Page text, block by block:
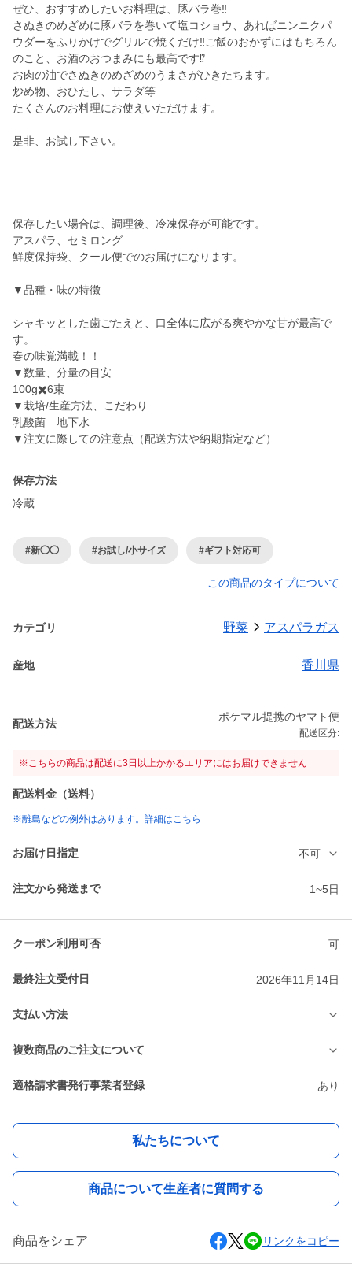
ぜひ、おすすめしたいお料理は、豚バラ巻‼️
さぬきのめざめに豚バラを巻いて塩コショウ、あればニンニクパ
ウダーをふりかけでグリルで焼くだけ‼️ご飯のおかずにはもちろん
のこと、お酒のおつまみにも最高です⁉️
お肉の油でさぬきのめざめのうまさがひきたちます。
炒め物、おひたし、サラダ等
たくさんのお料理にお使えいただけます。
是非、お試し下さい。
保存したい場合は、調理後、冷凍保存が可能です。
アスパラ、セミロング
鮮度保持袋、クール便でのお届けになります。
▼品種・味の特徴
シャキッとした歯ごたえと、口全体に広がる爽やかな甘が最高で
す。
春の味覚満載！！
▼数量、分量の目安
100g✖️6束
▼栽培/生産方法、こだわり
乳酸菌 地下水
▼注文に際しての注意点（配送方法や納期指定など）
保存方法
冷蔵
#新◯◯ #お試し/小サイズ #ギフト対応可
この商品のタイプについて
カテゴリ 野菜 アスパラガス
産地 香川県
配送方法
ポケマル提携のヤマト便
配送区分:
※こちらの商品は配送に3日以上かかるエリアにはお届けできません
配送料金（送料）
※離島などの例外はあります。詳細はこちら
お届け日指定 不可
注文から発送まで 1~5日
クーポン利用可否 可
最終注文受付日 2026年11月14日
支払い方法
複数商品のご注文について
適格請求書発行事業者登録 あり
私たちについて
商品について生産者に質問する
商品をシェア リンクをコピー